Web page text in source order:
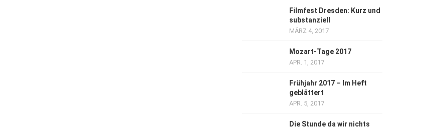
Filmfest Dresden: Kurz und
substanziell
MÄRZ 4, 2017
Mozart-Tage 2017
APR. 1, 2017
Frühjahr 2017 – Im Heft
geblättert
APR. 5, 2017
Die Stunde da wir nichts